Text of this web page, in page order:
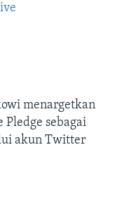
menargetkan
sebagai
akun Twitter